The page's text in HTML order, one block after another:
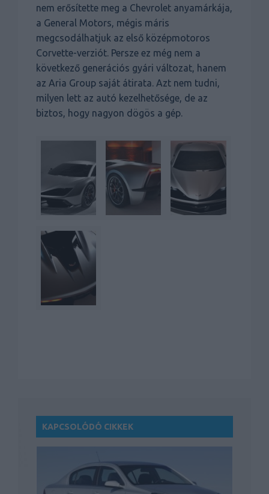
nem erősítette meg a Chevrolet anyamárkája,
a General Motors, mégis máris
megcsodálhatjuk az első középmotoros
Corvette-verziót. Persze ez még nem a
következő generációs gyári változat, hanem
az Aria Group saját átirata. Azt nem tudni,
milyen lett az autó kezelhetősége, de az
biztos, hogy nagyon dögös a gép.
KAPCSOLÓDÓ CIKKEK